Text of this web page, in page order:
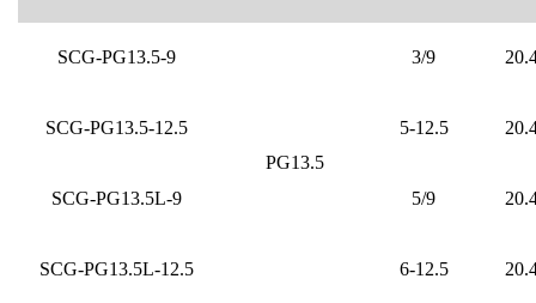
SCG-PG13.5-9
PG13.5
3/9
SCG-PG13.5-12.5 5-12.5
SCG-PG13.5L-9 5/9
SCG-PG13.5L-12.5 6-12.5